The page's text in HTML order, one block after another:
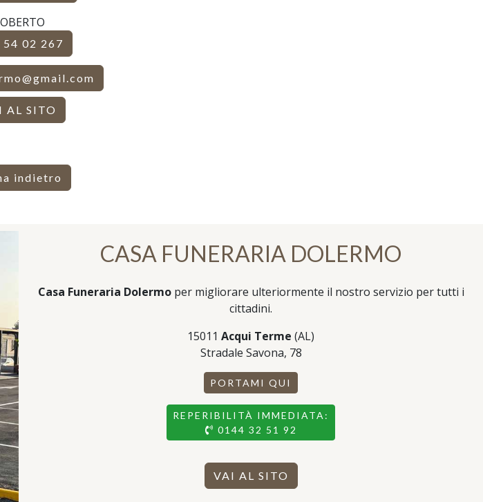
54 02 267
AL SITO
indietro
CASA FUNERARIA DOLERMO
Casa Funeraria Dolermoper migliorare ulteriormente il nostro servizio per tutti i
cittadini.
15011 Acqui Terme (AL)
Stradale Savona, 78
PORTAMI QUI
REPERIBILITÀ IMMEDIATA:
0144 32 51 92
VAI AL SITO